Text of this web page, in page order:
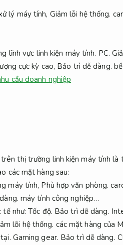
lý máy tính, Giảm lỗi hệ thống.
lĩnh vực linh kiện máy tính. PC.
cực kỳ cao, Bảo trì dễ dàng.
cầu doanh nghiệp
thị trường linh kiện máy tính là
các mặt hàng sau:
máy tính, Phù hợp văn phòng.
máy tính công nghiệp…
tế như:Tốc độ. Bảo trì dễ dàng.
lỗi hệ thống. các mặt hàng của
Gaming gear. Bảo trì dễ dàng.